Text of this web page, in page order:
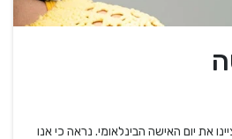
את יום האישה הבינלאומי. נראה כי אנו